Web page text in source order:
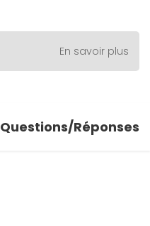
En savoir plus
Questions/Réponses